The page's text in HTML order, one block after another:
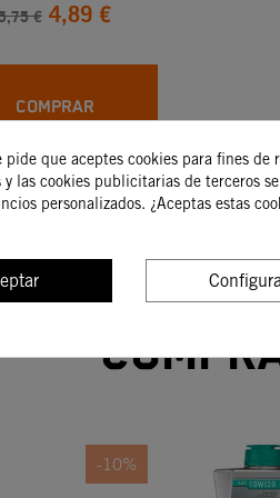
€ 4,89 €
COMPRAR
-10%
pide que aceptes cookies para fines
y las cookies publicitarias de terceros
personalizados. ¿Aceptas estas